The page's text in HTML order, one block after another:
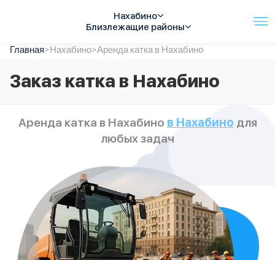
Нахабино
Близлежащие районы
Услуги
Автопарк
Тарифы
О компании
Отзывы
Главная>Нахабино>Аренда катка в Нахабино
Заказ катка в Нахабино
Аренда катка в Нахабино в Нахабино для
любых задач